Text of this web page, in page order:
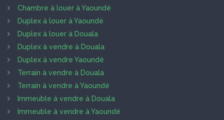
Chambre à louer à Yaoundé
Duplex à louer à Yaoundé
Duplex à louer à Douala
Duplex à vendre à Douala
Duplex à vendre Yaoundé
Terrain à vendre à Douala
Terrain à vendre à Yaoundé
Immeuble à vendre à Douala
Immeuble à vendre à Yaoundé